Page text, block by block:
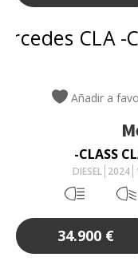
Añadir a
-CLASS
DIESEL 2024
34.900 €